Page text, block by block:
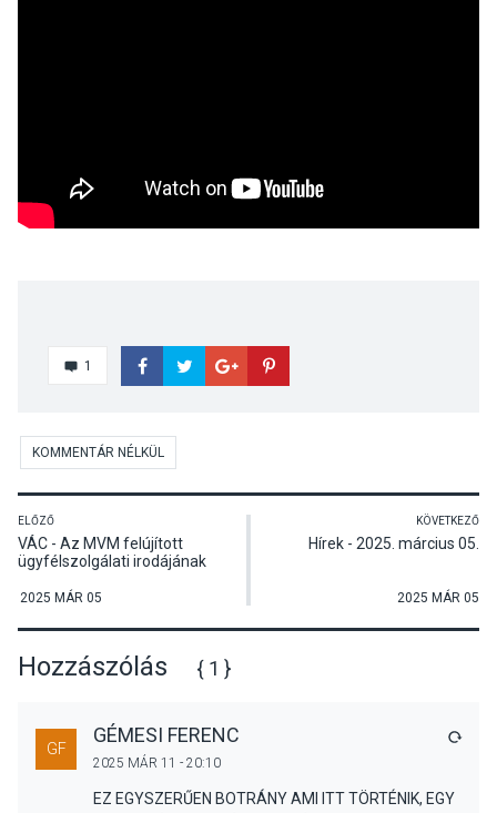
1
KOMMENTÁR NÉLKÜL
ELŐZŐ
VÁC - Az MVM felújított
ügyfélszolgálati irodájának
2025 MÁR 05
KÖVETKEZŐ
Hírek - 2025. március 05.
2025 MÁR 05
Hozzászólás { 1 }
GF
GÉMESI FERENC
2025 MÁR 11 - 20:10
EZ EGYSZERŰEN BOTRÁNY AMI ITT TÖRTÉNIK, EGY